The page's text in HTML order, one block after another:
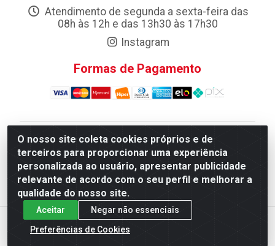
O nosso site coleta cookies próprios e de
terceiros para proporcionar uma experiência
personalizada ao usuário, apresentar publicidade
relevante de acordo com o seu perfil e melhorar a
qualidade do nosso site.
Aceitar
Negar não essenciais
Preferências de Cookies
Atendimento de segunda a sexta-feira das
08h às 12h e das 13h30 às 17h30
Instagram
Formas de Pagamento
Atacadao da Limpeza F. Pereira Queiroz Comercio e
Distribuicao LTDA - Quadra Qi 10 Lotes 39 e, 41 - Setor
Industrial (Taguatinga), Brasília/DF - CEP 72.135-100 -
CNPJ 13.184.675/0001-80